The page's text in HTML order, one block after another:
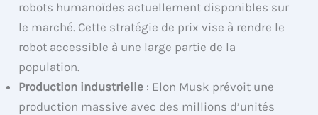
robots humanoïdes actuellement disponibles sur
le marché. Cette stratégie de prix vise à rendre le
robot accessible à une large partie de la
population.
Production industrielle : Elon Musk prévoit une
production massive avec des millions d’unités